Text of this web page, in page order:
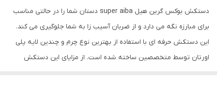
مناسب برای ورزش بوکس , ووشو , کیک بوکس
سایر توضیحات
تولید شده از بهترین نوع چرم مصنوعی
دستکش بوکس گرین هیل super aiba دستان شما را در حالتی مناسب
برای مبارزه نگه می دارد و از ضربان آسیب زا به شما جلوگیری می کند.
این دستکش حرفه ای با استفاده از بهترین نوع چرم و چندین لایه پلی
اورتان توسط متخصصین ساخته شده است. از مزایای این دستکش